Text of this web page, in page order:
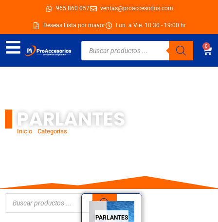
contenido
965 860 057 ventas@proaccesorios.com
Deseas Lista por mayor Lun. a Vie. 10:30 - 19:00 hr
Búsqueda
productos
0
PARLANTES
Inicio Categorias
Búsqueda
productos
PARLANTES